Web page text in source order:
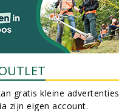
gratis kleine advertenties
zijn eigen account.